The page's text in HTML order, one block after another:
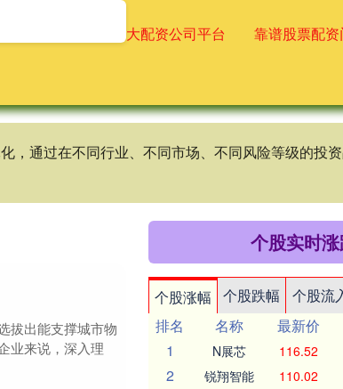
十大配资公司平台 靠谱股票配资
通过在不同行业、不同市场、不同风险等级的投资
拔出能支撑城市物
业来说，深入理
个股实时
个股涨幅 个股跌幅 个股流
排名
名称 最新价
1
N展芯 116.52
2 锐翔智能 110.02